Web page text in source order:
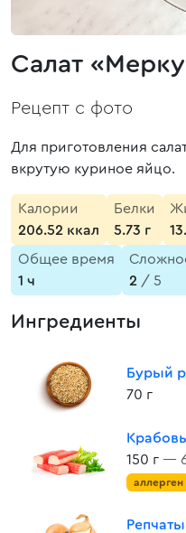
Салат
Рецепт с фото
Для приготовления
вкрутую куриное яйцо.
Калории
206.52 ккал
Белки
5.73 г
Общее время
1 ч
2 / 5
Ингредиенты
Бурый
70 г
150 г —
аллерген